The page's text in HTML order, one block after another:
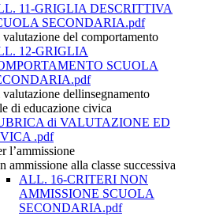
11-GRIGLIA DESCRITTIVA
SECONDARIA.pdf
del comportamento
12-GRIGLIA
SCUOLA
dellinsegnamento
di educazione civica
di VALUTAZIONE ED
.pdf
l’ammissione
ammissione alla classe successiva
ALL. 16-CRITERI NON
AMMISSIONE SCUOLA
SECONDARIA.pdf